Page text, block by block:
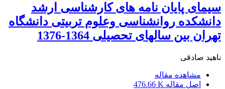
سیمای پایان نامه های کارشناسی ارشد
دانشکده روانشناسی وعلوم تربیتی دانشگاه
تهران بین سالهای تحصیلی 1364-1376
ناهید صادقی
مشاهده مقاله
اصل مقاله 476.66 K